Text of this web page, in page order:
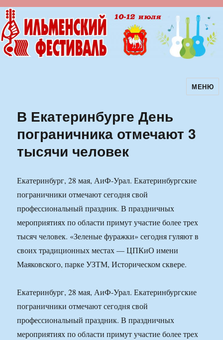
Ильменский фестиваль авторскойМЕНЮ
В Екатеринбурге День
пограничника отмечают 3
тысячи человек
Екатеринбург, 28 мая, АиФ-Урал. Екатеринбургские
пограничники отмечают сегодня свой
профессиональный праздник. В праздничных
мероприятиях по области примут участие более трех
тысяч человек. «Зеленые фуражки» сегодня гуляют в
своих традиционных местах — ЦПКиО имени
Маяковского, парке УЗТМ, Историческом сквере.
Екатеринбург, 28 мая, АиФ-Урал. Екатеринбургские
пограничники отмечают сегодня свой
профессиональный праздник. В праздничных
мероприятиях по области примут участие более трех